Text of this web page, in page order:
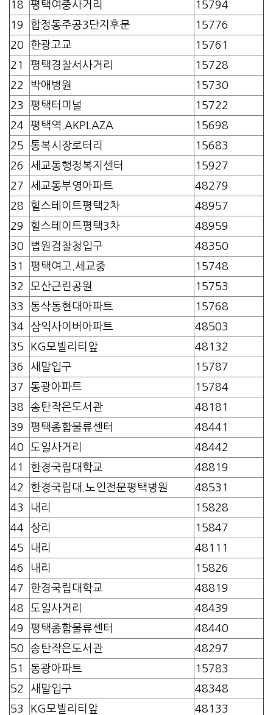
18 평택여중사거리
15794
19
합정동주공3단지후문
15776
20
한광고교
15761
21
평택경찰서사거리
15728
22
박애병원
15730
23
평택터미널
15722
24
평택역.AKPLAZA
15698
25
통복시장로터리
15683
26
세교동행정복지센터
15927
27
세교동부영아파트
48279
28
힐스테이트평택2차
48957
29
힐스테이트평택3차
48959
30
법원검찰청입구
48350
31
평택여고.세교중
15748
32
모산근린공원
15753
33
동삭동현대아파트
15768
34
삼익사이버아파트
48503
35
KG모빌리티앞
48132
36
새말입구
15787
37
동광아파트
15784
38
송탄작은도서관
48181
39
평택종합물류센터
48441
40
도일사거리
48442
41
한경국립대학교
48819
42
한경국립대.노인전문평택병원
48531
43
내리
15828
44
상리
15847
45
내리
48111
46
내리
15826
47
한경국립대학교
48819
48
도일사거리
48439
49
평택종합물류센터
48440
50
송탄작은도서관
48297
51
동광아파트
15783
52
새말입구
48348
53
KG모빌리티앞
48133